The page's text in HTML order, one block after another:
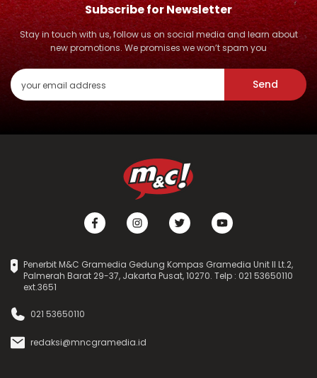
Subscribe for Newsletter
Stay in touch with us, follow us on social media and learn about
new promotions. We promises we won’t spam you
Send
Penerbit M&C Gramedia Gedung Kompas Gramedia Unit II Lt.2,
Palmerah Barat 29-37, Jakarta Pusat, 10270. Telp : 021 53650110
ext.3651
021 53650110
redaksi@mncgramedia.id